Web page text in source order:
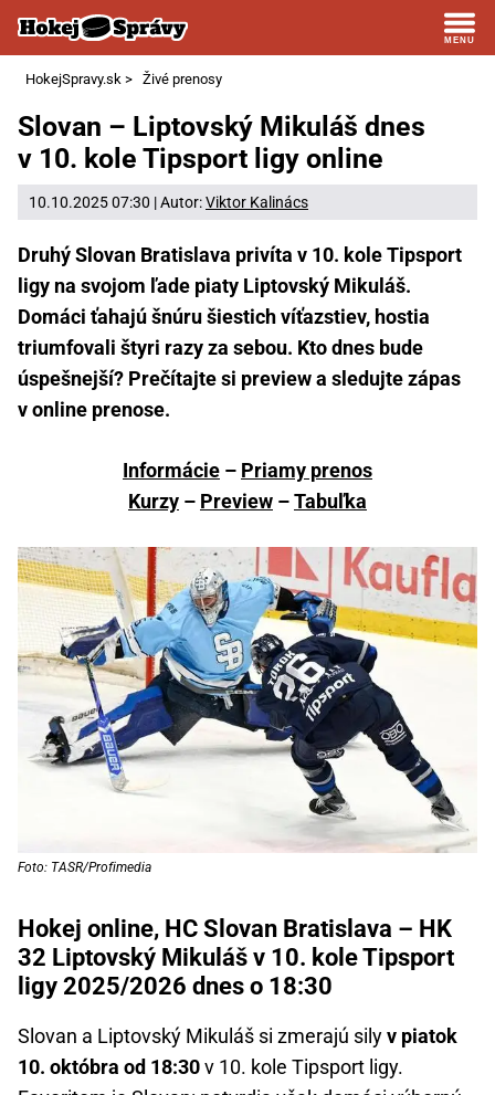
HokejSpravy.sk > Živé prenosy
Slovan – Liptovský Mikuláš dnes
v 10. kole Tipsport ligy online
10.10.2025 07:30 | Autor:Viktor Kalinács
Druhý Slovan Bratislava privíta v 10. kole Tipsport
ligy na svojom ľade piaty Liptovský Mikuláš.
Domáci ťahajú šnúru šiestich víťazstiev, hostia
triumfovali štyri razy za sebou. Kto dnes bude
úspešnejší? Prečítajte si preview a sledujte zápas
v online prenose.
Informácie – Priamy prenos
Kurzy – Preview –Tabuľka
Foto: TASR/Profimedia
Hokej online, HC Slovan Bratislava – HK
32 Liptovský Mikuláš v 10. kole Tipsport
ligy 2025/2026 dnes o 18:30
Slovan a Liptovský Mikuláš si zmerajú silyv piatok
10. októbra od 18:30v 10. kole Tipsport ligy.